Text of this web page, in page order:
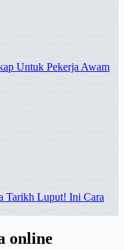
Untuk Pekerja Awam
Tarikh Luput! Ini Cara
online